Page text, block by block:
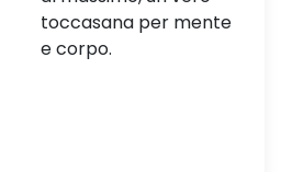
toccasana per mente
e corpo.